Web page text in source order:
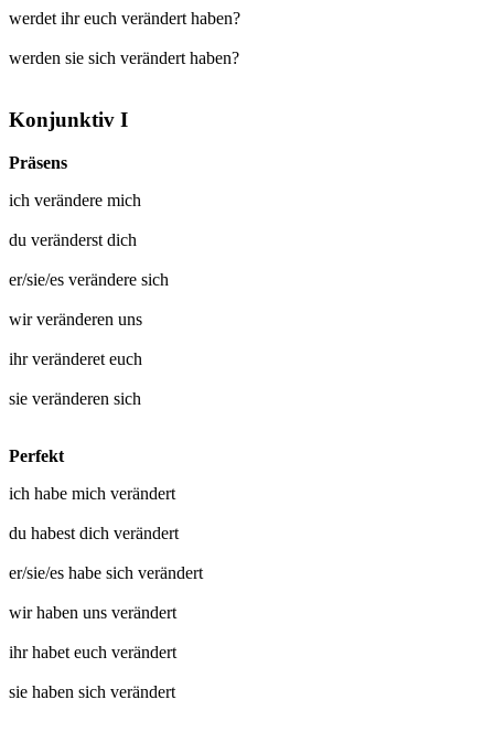
werdet ihr euch verändert haben?
werden sie sich verändert haben?
Konjunktiv I
Präsens
ich verändere mich
du veränderst dich
er/sie/es verändere sich
wirveränderen uns
ihrveränderet euch
sie veränderen sich
Perfekt
ich habe mich verändert
du habest dich verändert
er/sie/es habe sich verändert
wir haben uns verändert
ihr habet euch verändert
sie haben sich verändert